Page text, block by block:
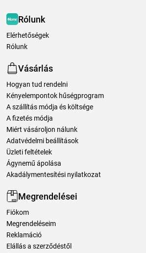
Rólunk
Elérhetőségek
Rólunk
Vásárlás
Hogyan tud rendelni
Kényelempontok hűségprogram
A szállítás módja és költsége
A fizetés módja
Miért vásároljon nálunk
Adatvédelmi beállítások
Üzleti feltételek
Ágynemű ápolása
Akadálymentesítési nyilatkozat
Megrendelései
Fiókom
Megrendeléseim
Reklamáció
Elállás a szerződéstől